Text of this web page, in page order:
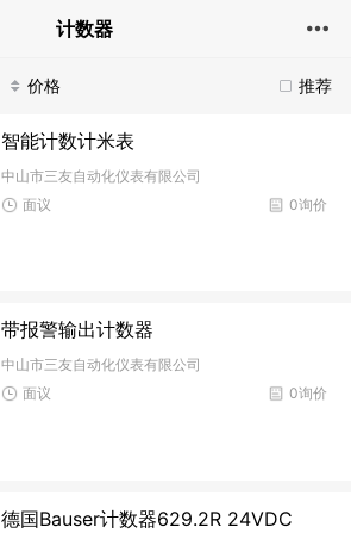
计数器
推荐
价格
智能计数计米表
中山市三友自动化仪表有限公司
0询价
面议
带报警输出计数器
中山市三友自动化仪表有限公司
0询价
面议
德国Bauser计数器629.2R 24VDC